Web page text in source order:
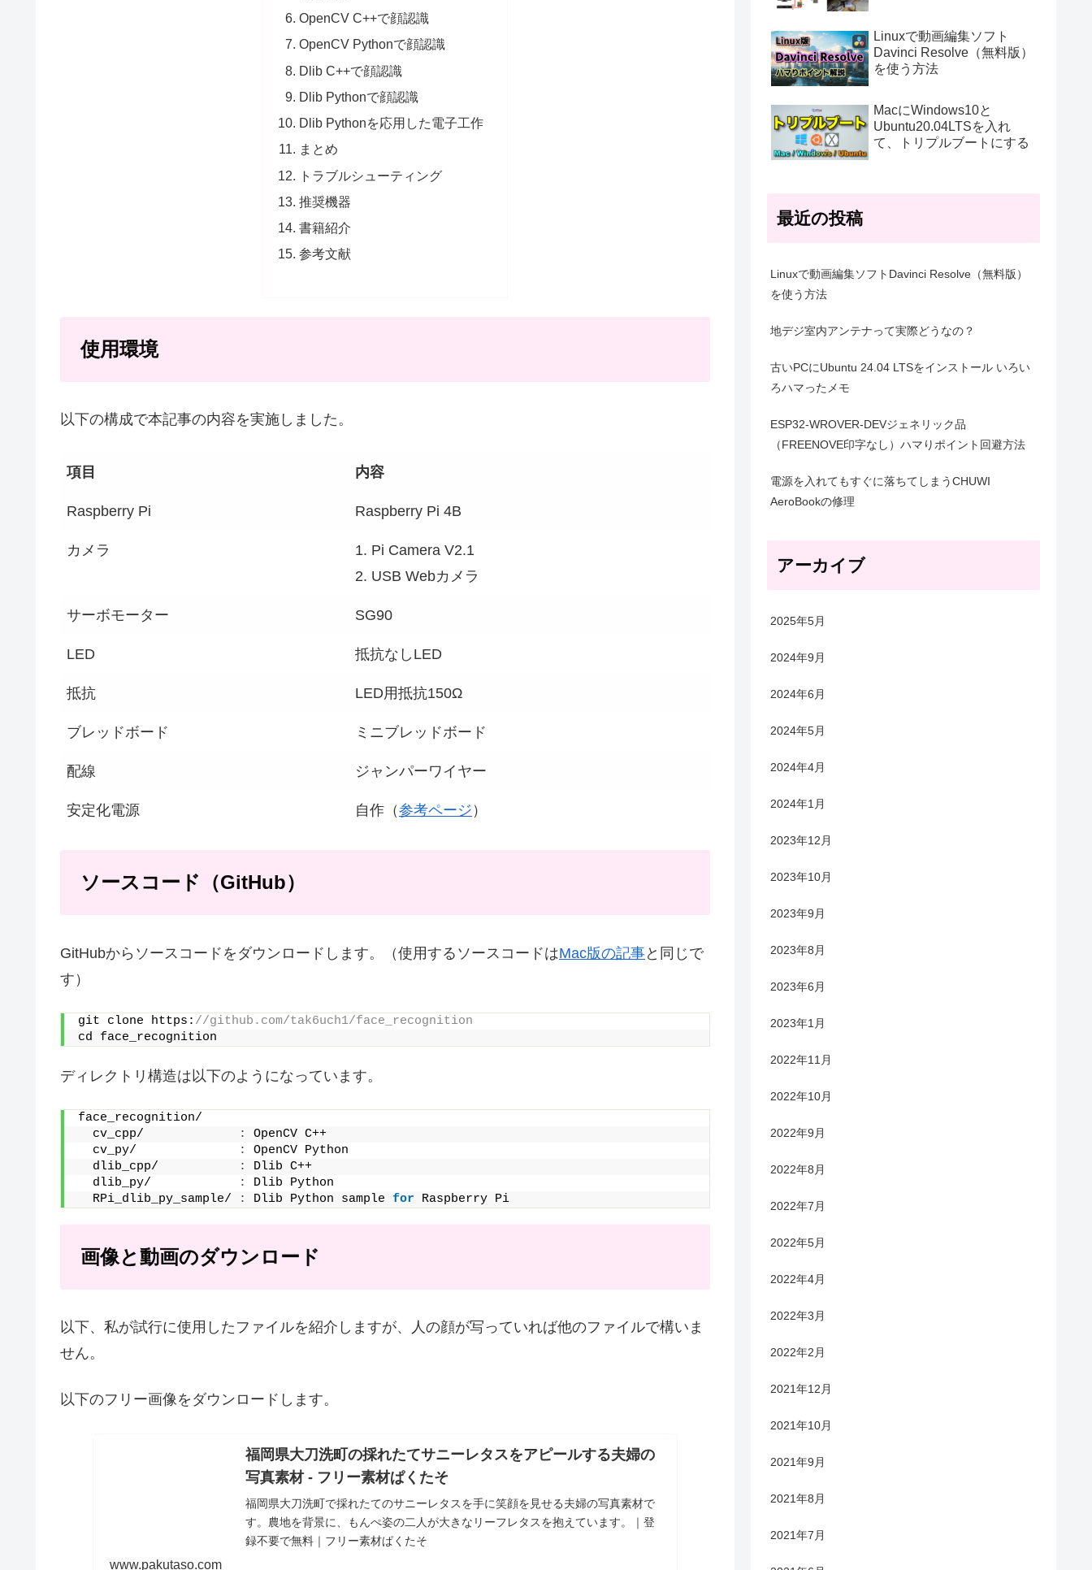
OpenCV C++で顔認識
OpenCV Pythonで顔認識
Dlib C++で顔認識
Dlib Pythonで顔認識
Dlib Pythonを応用した電子工作
まとめ
トラブルシューティング
推奨機器
書籍紹介
参考文献
使用環境
以下の構成で本記事の内容を実施しました。
項目 内容
Raspberry Pi Raspberry Pi 4B
カメラ
1. Pi Camera V2.1
2. USB Webカメラ
サーボモーター SG90
LED 抵抗なしLED
抵抗 LED用抵抗150Ω
ブレッドボード ミニブレッドボード
配線 ジャンパーワイヤー
安定化電源 自作（参考ページ ）
ソースコード（GitHub）
GitHubからソースコードをダウンロードします。（使用するソースコードはMac版の記事と同じで
す）
git clone https: //github.com/tak6uch1/face_recognition
cd face_recognition
ディレクトリ構造は以下のようになっています。
face_recognition/
  cv_cpp/
:
OpenCV C++
  cv_py/
:
OpenCV Python
  dlib_cpp/
:
Dlib C++
  dlib_py/
:
Dlib Python
  RPi_dlib_py_sample/
: Dlib Python sample for Raspberry Pi
画像と動画のダウンロード
以下、私が試行に使用したファイルを紹介しますが、人の顔が写っていれば他のファイルで構いま
せん。
以下のフリー画像をダウンロードします。
福岡県大刀洗町の採れたてサニーレタスをアピールする夫婦の
写真素材 - フリー素材ぱくたそ
福岡県大刀洗町で採れたてのサニーレタスを手に笑顔を見せる夫婦の写真素材で
す。農地を背景に、もんぺ姿の二人が大きなリーフレタスを抱えています。｜登
録不要で無料｜フリー素材ぱくたそ
www.pakutaso.com
Linuxで動画編集ソフト
Davinci Resolve（無料版）
を使う方法
MacにWindows10と
Ubuntu20.04LTSを入れ
て、トリプルブートにする
最近の投稿
Linuxで動画編集ソフトDavinci Resolve（無料版）
を使う方法
地デジ室内アンテナって実際どうなの？
古いPCにUbuntu 24.04 LTSをインストール いろい
ろハマったメモ
ESP32-WROVER-DEVジェネリック品
（FREENOVE印字なし）ハマりポイント回避方法
電源を入れてもすぐに落ちてしまうCHUWI
AeroBookの修理
アーカイブ
2025年5月
2024年9月
2024年6月
2024年5月
2024年4月
2024年1月
2023年12月
2023年10月
2023年9月
2023年8月
2023年6月
2023年1月
2022年11月
2022年10月
2022年9月
2022年8月
2022年7月
2022年5月
2022年4月
2022年3月
2022年2月
2021年12月
2021年10月
2021年9月
2021年8月
2021年7月